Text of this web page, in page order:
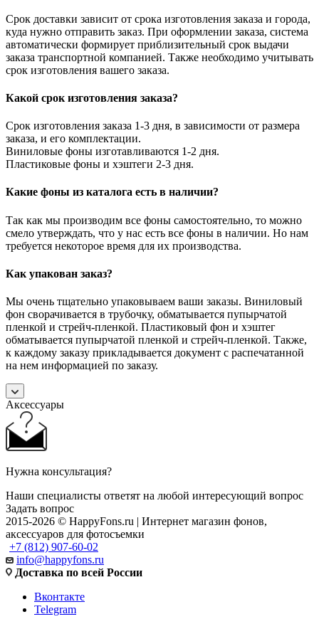
Срок доставки зависит от срока изготовления заказа и города,
куда нужно отправить заказ. При оформлении заказа, система
автоматически формирует приблизительный срок выдачи
заказа транспортной компанией. Также необходимо учитывать
срок изготовления вашего заказа.
Какой срок изготовления заказа?
Срок изготовления заказа 1-3 дня, в зависимости от размера
заказа, и его комплектации.
Виниловые фоны изготавливаются 1-2 дня.
Пластиковые фоны и хэштеги 2-3 дня.
Какие фоны из каталога есть в наличии?
Так как мы производим все фоны самостоятельно, то можно
смело утверждать, что у нас есть все фоны в наличии. Но нам
требуется некоторое время для их производства.
Как упакован заказ?
Мы очень тщательно упаковываем ваши заказы. Виниловый
фон сворачивается в трубочку, обматывается пупырчатой
пленкой и стрейч-пленкой. Пластиковый фон и хэштег
обматывается пупырчатой пленкой и стрейч-пленкой. Также,
к каждому заказу прикладывается документ с распечатанной
на нем информацией по заказу.
Аксессуары
Нужна консультация?
Наши специалисты ответят на любой интересующий вопрос
Задать вопрос
2015-2026 © HappyFons.ru | Интернет магазин фонов,
аксессуаров для фотосъемки
+7 (812) 907-60-02
info@happyfons.ru
Доставка по всей России
Вконтакте
Telegram